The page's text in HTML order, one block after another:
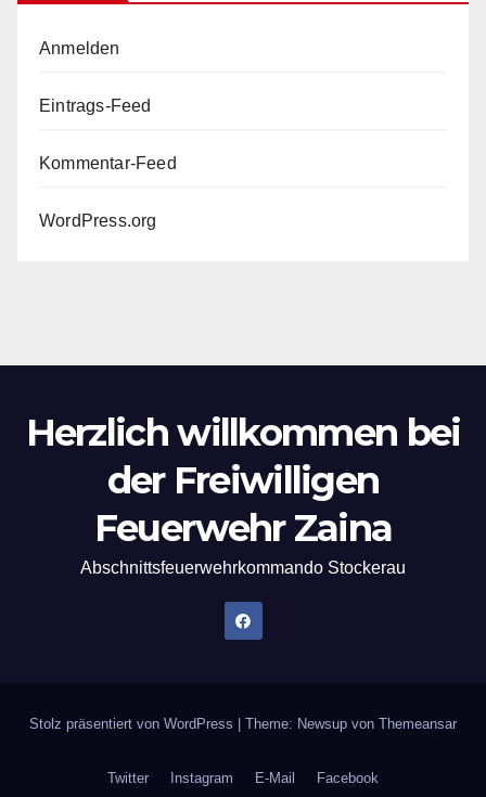
Anmelden
Eintrags-Feed
Kommentar-Feed
WordPress.org
Herzlich willkommen bei
der Freiwilligen
Feuerwehr Zaina
Abschnittsfeuerwehrkommando Stockerau
Stolz präsentiert von WordPress Theme: Newsup von Themeansar
Twitter Instagram E-Mail Facebook